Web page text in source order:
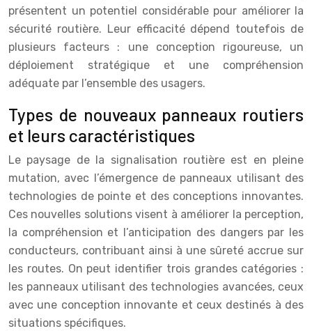
présentent un potentiel considérable pour améliorer la
sécurité routière. Leur efficacité dépend toutefois de
plusieurs facteurs : une conception rigoureuse, un
déploiement stratégique et une compréhension
adéquate par l’ensemble des usagers.
Types de nouveaux panneaux routiers
et leurs caractéristiques
Le paysage de la signalisation routière est en pleine
mutation, avec l’émergence de panneaux utilisant des
technologies de pointe et des conceptions innovantes.
Ces nouvelles solutions visent à améliorer la perception,
la compréhension et l’anticipation des dangers par les
conducteurs, contribuant ainsi à une sûreté accrue sur
les routes. On peut identifier trois grandes catégories :
les panneaux utilisant des technologies avancées, ceux
avec une conception innovante et ceux destinés à des
situations spécifiques.